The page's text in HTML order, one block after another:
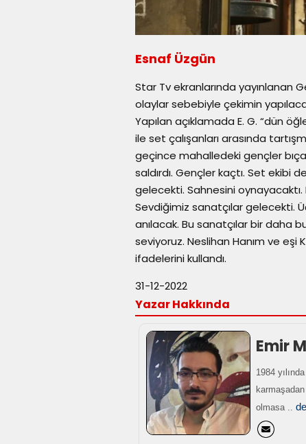
Esnaf Üzgün
Star Tv ekranlarında yayınlanan
olaylar sebebiyle çekimin
Yapılan açıklamada E. G. “dün
ile set çalışanları arasında
geçince mahalledeki gençler
saldırdı. Gençler kaçtı. Set ekibi
gelecekti. Sahnesini
Sevdiğimiz sanatçılar gelecekti.
anılacak. Bu sanatçılar bir daha
seviyoruz. Neslihan Hanım ve eşi
ifadelerini kullandı.
31-12-2022
Yazar Hakkında
Emir
1984
olmasa ..